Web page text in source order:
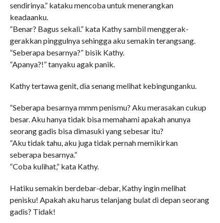
sendirinya.” kataku mencoba untuk menerangkan
keadaanku.
“Benar? Bagus sekali.” kata Kathy sambil menggerak-
gerakkan pinggulnya sehingga aku semakin terangsang.
“Seberapa besarnya?” bisik Kathy.
“Apanya?!” tanyaku agak panik.
Kathy tertawa genit, dia senang melihat kebingunganku.
“Seberapa besarnya mmm penismu? Aku merasakan cukup
besar. Aku hanya tidak bisa memahami apakah anunya
seorang gadis bisa dimasuki yang sebesar itu?
“Aku tidak tahu, aku juga tidak pernah memikirkan
seberapa besarnya.”
“Coba kulihat,” kata Kathy.
Hatiku semakin berdebar-debar, Kathy ingin melihat
penisku! Apakah aku harus telanjang bulat di depan seorang
gadis? Tidak!